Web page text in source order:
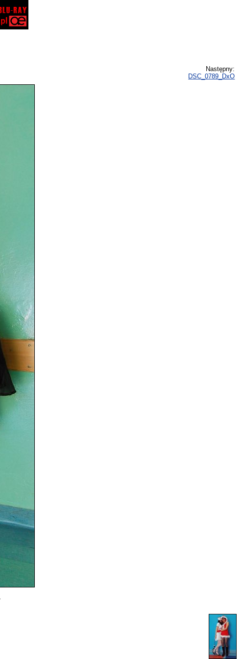
Następny:
DSC_0789_DxO